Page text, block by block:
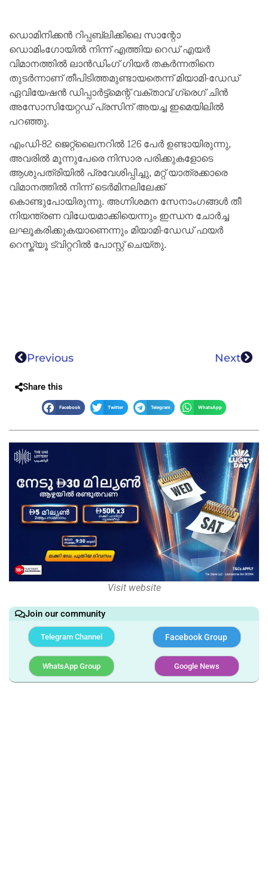
ഡൊമിനിക്കൻ റിപ്പബ്ലിക്കിലെ സാന്റോ
ഡൊമിംഗോയിൽ നിന്ന് എത്തിയ റെഡ് എയർ
വിമാനത്തിൽ ലാൻഡിംഗ് ഗിയർ തകർന്നതിനെ
തുടർന്നാണ് തീപിടിത്തമുണ്ടായതെന്ന് മിയാമി-ഡേഡ്
ഏവിയേഷൻ ഡിപ്പാർട്ട്‌മെന്റ് വക്താവ് ഗ്രെഗ് ചിൻ
അസോസിയേറ്റഡ് പ്രസിന് അയച്ച ഇമെയിലിൽ
പറഞ്ഞു.
എംഡി-82 ജെറ്റ്‌ലൈനറിൽ 126 പേർ ഉണ്ടായിരുന്നു,
അവരിൽ മൂന്നുപേരെ നിസാര പരിക്കുകളോടെ
ആശുപത്രിയിൽ പ്രവേശിപ്പിച്ചു, മറ്റ് യാത്രക്കാരെ
വിമാനത്തിൽ നിന്ന് ടെർമിനലിലേക്ക്
കൊണ്ടുപോയിരുന്നു. അഗ്നിശമന സേനാംഗങ്ങൾ തീ
നിയന്ത്രണ വിധേയമാക്കിയെന്നും ഇന്ധന ചോർച്ച
ലഘൂകരിക്കുകയാണെന്നും മിയാമി-ഡേഡ് ഫയർ
റെസ്ക്യൂ ട്വിറ്ററിൽ പോസ്റ്റ് ചെയ്തു.
Previous Next
Share this
Facebook Twitter Telegram WhatsApp
Visit website
Join our community
Telegram Channel Facebook Group
WhatsApp Group Google News